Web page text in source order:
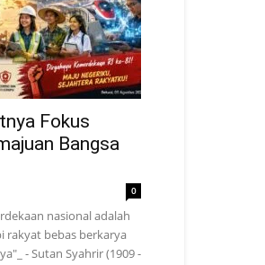
Fokus
Bangsa
0
nasional adalah
rakyat bebas berkarya
- Sutan Syahrir (1909 -